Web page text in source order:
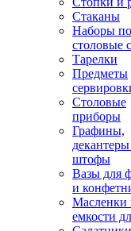
Стаканы
Наборы
столовые
Тарелки
Предметы
Столовые
приборы
Графины,
штофы
Вазы для
и
Масленки
емкости